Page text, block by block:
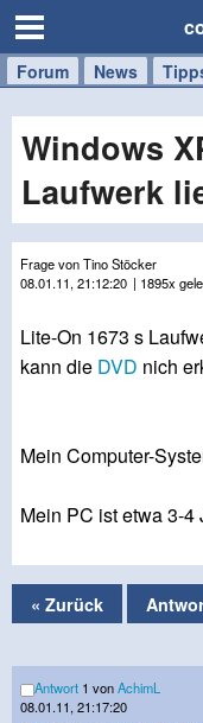
Forum News
Handy
Tablet
Windows
Mac
Windows
Laufwerk
Frage von Tino Stöcker
08.01.11, 21:12:20 | 1895x
Lite-On 1673 s
kann die DVD nich
Mein Computer-
Mein PC ist etwa 3-4
« Zurück
Antwort 1 vonAchimL
08.01.11, 21:17:20